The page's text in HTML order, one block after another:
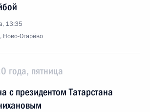
13:35
Ново-Огарёво
года, пятница
с президентом Татарстана